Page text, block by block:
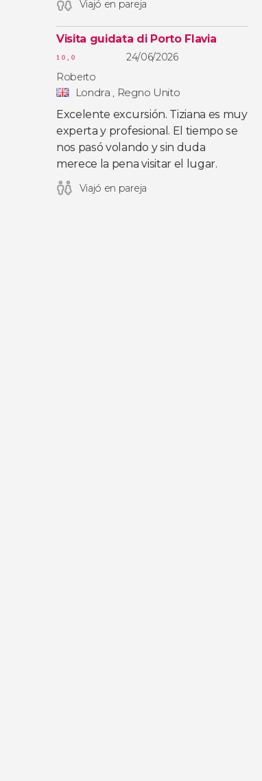
Viajó en pareja
Visita guidata di Porto Flavia
10,0
24/06/2026
Roberto
Londra , Regno Unito
Excelente excursión. Tiziana es muy
experta y profesional. El tiempo se
nos pasó volando y sin duda
merece la pena visitar el lugar.
Viajó en pareja